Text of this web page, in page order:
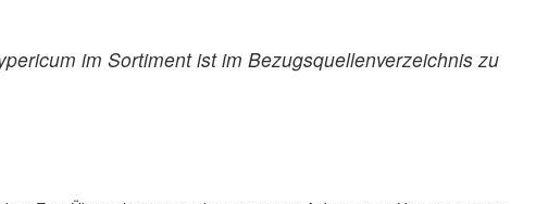
im Sortiment ist im Bezugsquellenverzeichnis zu